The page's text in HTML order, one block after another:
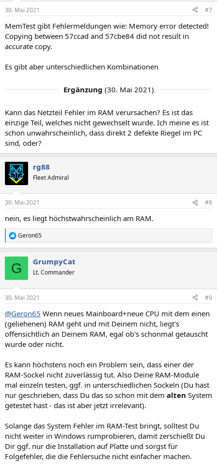
e
:
30. Mai 2021 #7
MemTest gibt Fehlermeldungen wie: Memory error detected!
Copying between 57ccad and 57cbe84 did not result in
accurate copy.
Es gibt aber unterschiedlichen Kombinationen
Ergänzung (30. Mai 2021)
Kann das Netzteil Fehler im RAM verursachen? Es ist das
einzige Teil, welches nicht gewechselt wurde. Ich meine es ist
schon unwahrscheinlich, dass direkt 2 defekte Riegel im PC
sind, oder?
rg88
Fleet Admiral
30. Mai 2021 #8
nein, es liegt höchstwahrscheinlich am RAM.
R
e
e
:
Geron65
G GrumpyCat
Lt. Commander
30. Mai 2021 #9
@Geron65 Wenn neues Mainboard+neue CPU mit dem einen
(geliehenen) RAM geht und mit Deinem nicht, liegt's
offensichtlich an Deinem RAM, egal ob's schonmal getauscht
wurde oder nicht.
Es kann höchstens noch ein Problem sein, dass einer der
RAM-Sockel nicht zuverlässig tut. Also Deine RAM-Module
mal einzeln testen, ggf. in unterschiedlichen Sockeln (Du hast
nur geschrieben, dass Du das so schon mit dem alten System
getestet hast - das ist aber jetzt irrelevant).
Solange das System Fehler im RAM-Test bringt, solltest Du
nicht weiter in Windows rumprobieren, damit zerschießt Du
Dir ggf. nur die Installation auf Platte und sorgst für
Folgefehler, die die Fehlersuche nicht einfacher machen.